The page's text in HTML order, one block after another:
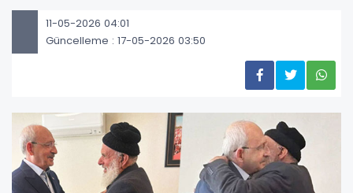
11-05-2026 04:01
Güncelleme : 17-05-2026 03:50